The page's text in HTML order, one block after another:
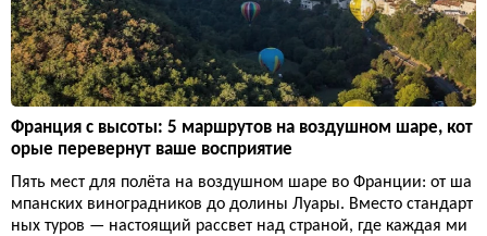
Франция с высоты: 5 маршрутов на воздушном шаре, кот
орые перевернут ваше восприятие
Пять мест для полёта на воздушном шаре во Франции: от ша
мпанских виноградников до долины Луары. Вместо стандарт
ных туров — настоящий рассвет над страной, где каждая ми